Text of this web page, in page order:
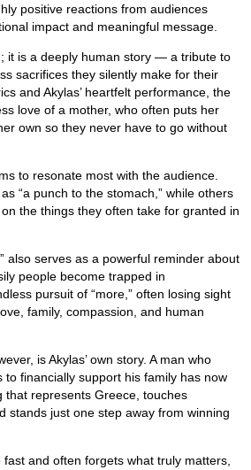
positive reactions from audiences
impact and meaningful message.
it is a deeply human story — a tribute to
sacrifices they silently make for their
and Akylas’ heartfelt performance, the
love of a mother, who often puts her
own so they never have to go without
to resonate most with the audience.
“a punch to the stomach,” while others
the things they often take for granted in
also serves as a powerful reminder about
people become trapped in
pursuit of “more,” often losing sight
family, compassion, and human
is Akylas’ own story. A man who
to financially support his family has now
that represents Greece, touches
stands just one step away from winning
and often forgets what truly matters,